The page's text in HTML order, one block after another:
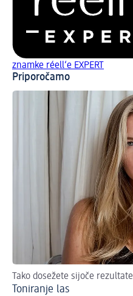
znamke réell‘e EXPERT
Priporočamo
Tako dosežete sijoče rezultate
Toniranje las